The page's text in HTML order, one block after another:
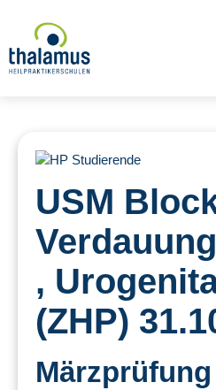
USM
,
(ZHP)
Märzprüfung